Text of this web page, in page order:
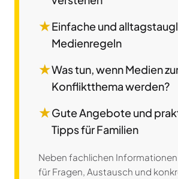
★Einfache und
Medienregeln
★Was tun, wenn Medien
Konfliktthema werden?
★Gute Angebote und
Tipps für Familien
Neben fachlichen
für Fragen, Austausch und